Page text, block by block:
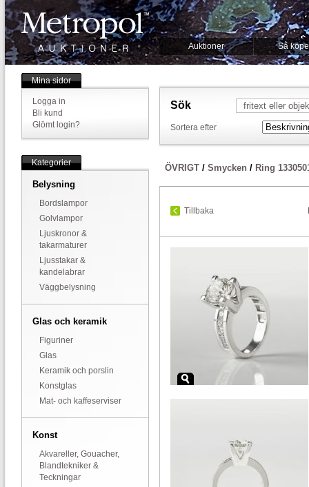
Auktioner Så
Mina sidor
Logga in
Bli kund
Glömt login?
Kategorier
Belysning
Bordslampor
Golvlampor
Ljuskronor &
takarmaturer
Ljusstakar &
kandelabrar
Väggbelysning
Glas och keramik
Figuriner
Glas
Keramik och porslin
Konstglas
Mat- och kaffeserviser
Konst
Akvareller, Gouacher,
Blandtekniker &
Teckningar
Sök
Sortera efter
ÖVRIGT / Smycken / Ring
Tillbaka